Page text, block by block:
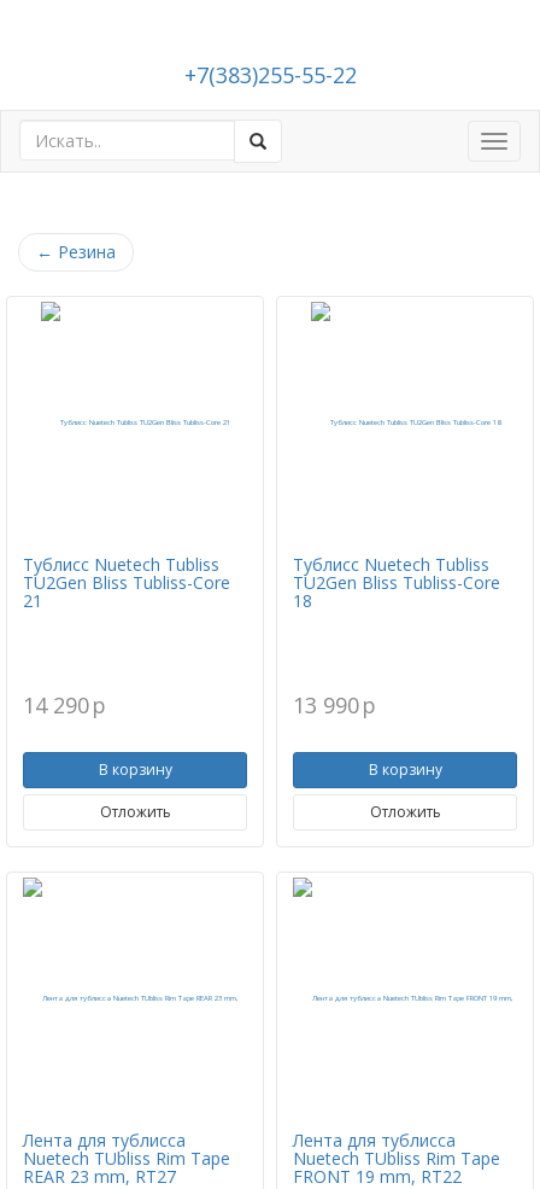
+7(383)255-55-22
← Резина
Тублисс Nuetech Tubliss
TU2Gen Bliss Tubliss-Core
21
14 290p
В корзину
Отложить
Тублисс Nuetech Tubliss
TU2Gen Bliss Tubliss-Core
18
13 990p
В корзину
Отложить
Лента для тублисса
Nuetech TUbliss Rim Tape
REAR 23 mm, RT27
Лента для тублисса
Nuetech TUbliss Rim Tape
FRONT 19 mm, RT22